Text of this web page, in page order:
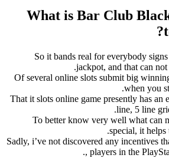
What is Bar Club
So it bands real for everybody
jackpot, and that can
Of several online slots submit big
when you
That it slots online game presently has an
line, 5 line
To better know very well what can
special, it helps
Sadly, i’ve not discovered any incentives
players in the